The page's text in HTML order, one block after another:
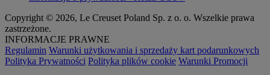
Copyright © 2026, Le Creuset Poland Sp. z o. o. Wszelkie prawa
zastrzeżone.
INFORMACJE PRAWNE
Regulamin Warunki użytkowania i sprzedaży kart podarunkowych
Polityka Prywatności Polityka plików cookie Warunki Promocji